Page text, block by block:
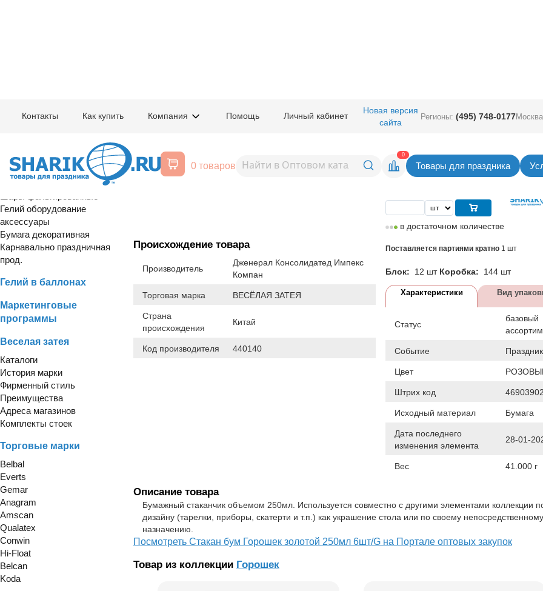
Контакты Как купить Компания Помощь Личный кабинет
Новая версия
сайта
Регионы: (495) 748-0177
0 товаров
0
Товары для праздника
Расширенный поиск
Шары латексные
Гелий оборудование
аксессуары
Бумага декоративная
Карнавально праздничная
прод.
Гелий в баллонах
Маркетинговые
программы
Веселая затея
Каталоги
История марки
Фирменный стиль
Преимущества
Адреса магазинов
Комплекты стоек
Торговые марки
Belbal
Everts
Gemar
Anagram
Amscan
Qualatex
Conwin
Hi-Float
Belcan
Koda
1502-2871
Стакан бум Горошек золотой 250мл
6шт/G
Происхождение товара
Производитель
Дженерал Консолидатед Импекс
Компан
Торговая марка ВЕСЁЛАЯ ЗАТЕЯ
Страна
происхождения
Китай
Код производителя 440140
в достаточном количестве
Поставляется партиями кратно 1 шт
Блок: 12 шт Коробка: 144 шт
Характеристики Вид
Статус
базовый
Событие Праздник
Цвет
Штрих код
Исходный материал Бумага
Дата последнего
изменения элемента
28-01-
Вес 41.000 г
Описание товара
Бумажный стаканчик объемом 250мл. Используется совместно с другими элементами коллекции
дизайну (тарелки, приборы, скатерти и т.п.) как украшение стола или по своему непосредственному
назначению.
Посмотреть Стакан бум Горошек золотой 250мл 6шт/G на Портале оптовых закупок
Товар из коллекции Горошек